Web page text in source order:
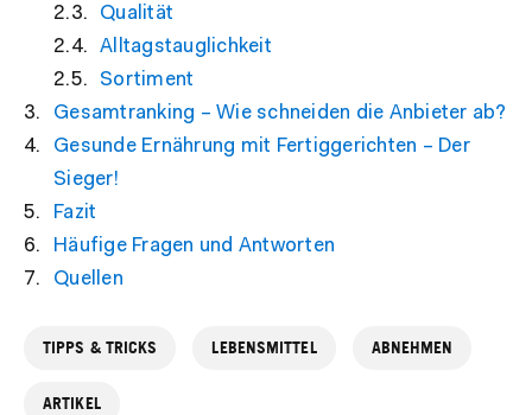
Qualität
Alltagstauglichkeit
Sortiment
Gesamtranking – Wie schneiden die Anbieter ab?
Gesunde Ernährung mit Fertiggerichten – Der
Sieger!
Fazit
Häufige Fragen und Antworten
Quellen
TIPPS & TRICKS LEBENSMITTEL ABNEHMEN
ARTIKEL